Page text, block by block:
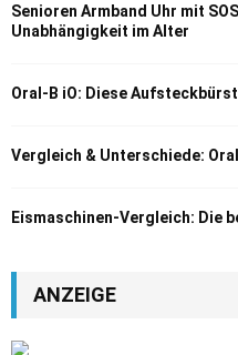
Senioren Armband Uhr mit
Unabhängigkeit im Alter
Oral-B iO: Diese
Vergleich & Unterschiede:
Eismaschinen-Vergleich: Die
ANZEIGE